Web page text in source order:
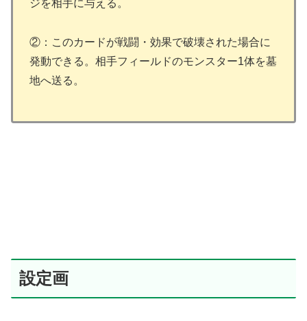
ジを相手に与える。
②：このカードが戦闘・効果で破壊された場合に
発動できる。相手フィールドのモンスター1体を墓
地へ送る。
設定画